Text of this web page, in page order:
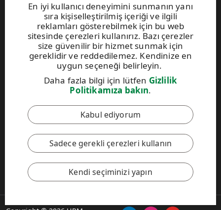
En iyi kullanıcı deneyimini sunmanın yanı
sıra kişiselleştirilmiş içeriği ve ilgili
reklamları gösterebilmek için bu web
sitesinde çerezleri kullanırız. Bazı çerezler
size güvenilir bir hizmet sunmak için
gereklidir ve reddedilemez. Kendinize en
uygun seçeneği belirleyin.
Daha fazla bilgi için lütfen Gizlilik
Politikamıza bakın.
Kabul ediyorum
Sadece gerekli çerezleri kullanın
Kendi seçiminizi yapın
Şartlar ve koşullar
Bizimle iletişime geçin
Web siteleri ve iletişim
UPM Raflatac Graphics Solutions
UPM Raflatac Office Products
UPM Raflatac Industrial Removables
iletişim
Bu site reCAPTCHA ile korunmakta olupGoogle Gizlilik
Politikası
Hizmet Şartlarıgeçerlidir.
UPM Davranış Kuralları